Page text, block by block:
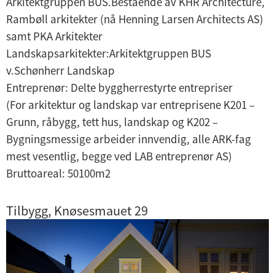
Rambøll arkitekter (nå Henning Larsen Architects AS)
samt PKA Arkitekter
Landskapsarkitekter:Arkitektgruppen BUS
v.Schønherr Landskap
Entreprenør: Delte byggherrestyrte entrepriser
(For arkitektur og landskap var entreprisene K201 –
Grunn, råbygg, tett hus, landskap og K202 –
Bygningsmessige arbeider innvendig, alle ARK-fag
mest vesentlig, begge ved LAB entreprenør AS)
Bruttoareal: 50100m2
Tilbygg, Knøsesmauet 29